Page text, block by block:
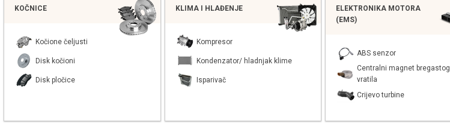
KOČNICE
Kočione čeljusti
Disk kočioni
Disk pločice
KLIMA I HLAĐENJE
Kompresor
Kondenzator/ hladnjak klime
Isparivač
ELEKTRONIKA MOTORA
(EMS)
ABS senzor
Centralni magnet bregastog
vratila
Crijevo turbine